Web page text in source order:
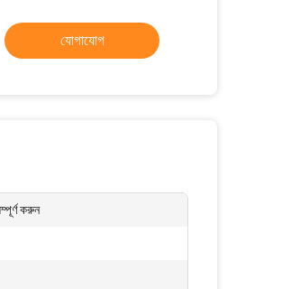
যোগাযোগ
করুন